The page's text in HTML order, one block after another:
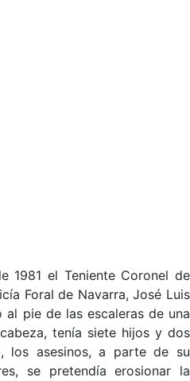
1981 el Teniente Coronel de
Foral de Navarra, José Luis
al pie de las escaleras de una
tenía siete hijos y dos
los asesinos, a parte de su
se pretendía erosionar la